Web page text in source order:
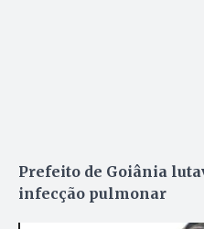
Prefeito de Goiânia
infecção pulmonar